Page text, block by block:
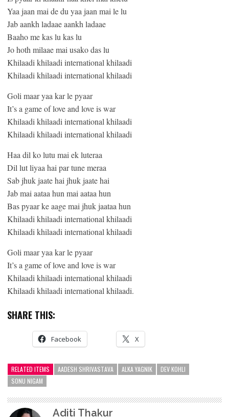
Yaa jaan mai de du yaa jaan mai le lu
Jab aankh ladaae aankh ladaae
Baaho me kas lu kas lu
Jo hoth milaae mai usako das lu
Khilaadi khilaadi international khilaadi
Khilaadi khilaadi international khilaadi
Goli maar yaa kar le pyaar
It’s a game of love and love is war
Khilaadi khilaadi international khilaadi
Khilaadi khilaadi international khilaadi
Haa dil ko lutu mai ek luteraa
Dil lut liyaa hai par tune meraa
Sab jhuk jaate hai jhuk jaate hai
Jab mai aataa hun mai aataa hun
Bas pyaar ke aage mai jhuk jaataa hun
Khilaadi khilaadi international khilaadi
Khilaadi khilaadi international khilaadi
Goli maar yaa kar le pyaar
It’s a game of love and love is war
Khilaadi khilaadi international khilaadi
Khilaadi khilaadi international khilaadi.
SHARE THIS:
Facebook X
RELATED ITEMS AADESH SHRIVASTAVA ALKA YAGNIK
DEV KOHLI
SONU NIGAM
Aditi Thakur